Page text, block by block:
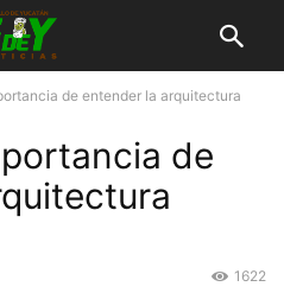
de entender la arquitectura
de
1622